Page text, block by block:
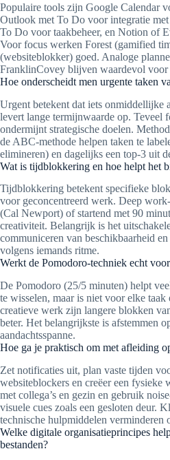
Populaire tools zijn Google Calendar
Outlook met To Do voor integratie
To Do voor taakbeheer, en Notion of
Voor focus werken Forest (gamified
(websiteblokker) goed. Analoge
FranklinCovey blijven waardevol
Hoe onderscheidt men urgente taken
Urgent betekent dat iets onmiddellijke
levert lange termijnwaarde op. Teveel
ondermijnt strategische doelen.
de ABC-methode helpen taken te
elimineren) en dagelijks een top-3 uit
Wat is tijdblokkering en hoe helpt het
Tijdblokkering betekent specifieke
voor geconcentreerd werk. Deep
(Cal Newport) of startend met 90
creativiteit. Belangrijk is het
communiceren van beschikbaarheid
volgens iemands ritme.
Werkt de Pomodoro-techniek echt
De Pomodoro (25/5 minuten) helpt
te wisselen, maar is niet voor elke
creatieve werk zijn langere blokken
beter. Het belangrijkste is afstemmen
aandachtsspanne.
Hoe ga je praktisch om met afleiding
Zet notificaties uit, plan vaste tijden
websiteblockers en creëer een
met collega’s en gezin en gebruik
visuele cues zoals een gesloten deur.
technische hulpmiddelen verminderen
Welke digitale organisatieprincipes
bestanden?